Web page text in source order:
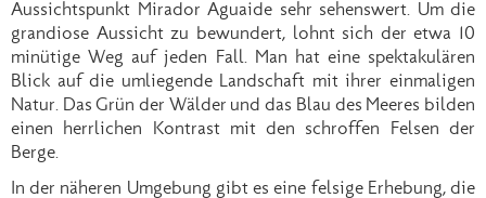
Aussichtspunkt Mirador Aguaide sehr sehenswert. Um die
grandiose Aussicht zu bewundert, lohnt sich der etwa 10
minütige Weg auf jeden Fall. Man hat eine spektakulären
Blick auf die umliegende Landschaft mit ihrer einmaligen
Natur. Das Grün der Wälder und das Blau des Meeres bilden
einen herrlichen Kontrast mit den schroffen Felsen der
Berge.
In der näheren Umgebung gibt es eine felsige Erhebung, die